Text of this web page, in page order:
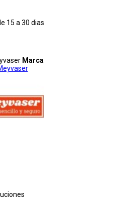
15 a 30 dias
Marca